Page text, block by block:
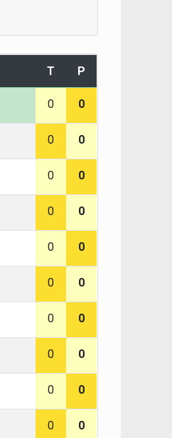
T P
0 0
0 0
0 0
0 0
0 0
0 0
0 0
0 0
0 0
0 0